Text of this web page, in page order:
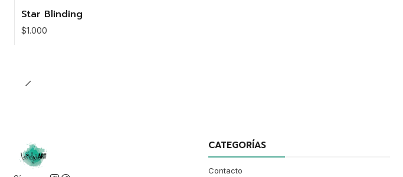
Star Blinding
$1.000
CATEGORÍAS
Contacto